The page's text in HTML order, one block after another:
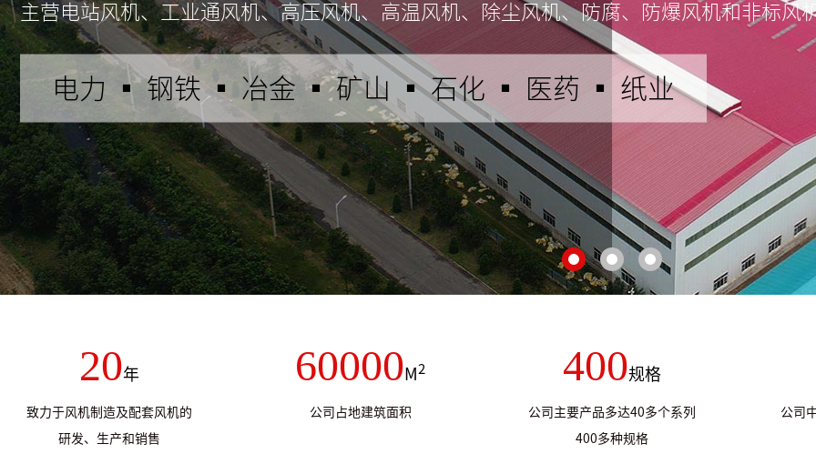
主营电站风机、工业通风机、高压风机、高温风机、除尘风机、防腐、防爆风机和非标风
电力 ▪ 钢铁 ▪ 冶金 ▪ 矿山 ▪ 石化 ▪ 医药 ▪ 纸业
20年
致力于风机制造及配套风机的
研发、生产和销售
60000 M2
公司占地建筑面积
400规格
公司主要产品多达40多个系列
400多种规格
公司